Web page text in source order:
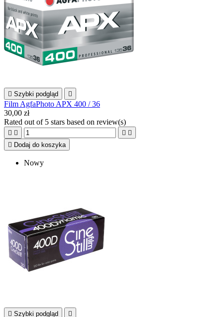
 Szybki podgląd 
Film AgfaPhoto APX 400 / 36
30,00 zł
Rated out of 5 stars based on review(s)
   
 Dodaj do koszyka
Nowy
 Szybki podgląd 